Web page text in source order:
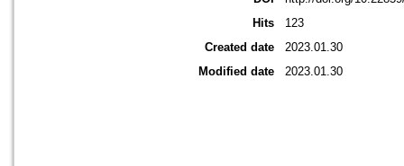
Hits
123
Created date
2023.01.30
Modified date
2023.01.30